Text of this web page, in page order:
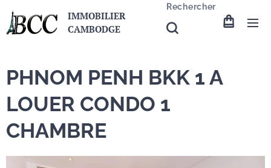
IMMOBILIER
CAMBODGE
Rechercher
PHNOM PENH BKK 1 A
LOUER CONDO 1
CHAMBRE